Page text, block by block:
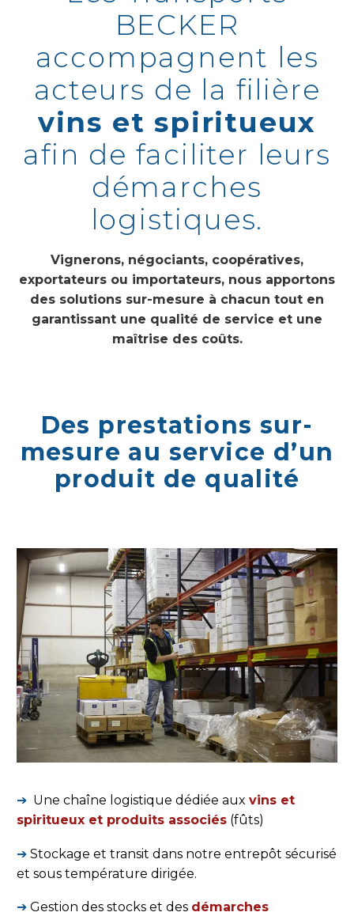
BECKER
accompagnent les
acteurs de la filière
vins et spiritueux
afin de faciliter leurs
démarches
logistiques.
Vignerons, négociants, coopératives,
exportateurs ou importateurs, nous apportons
des solutions sur-mesure à chacun tout en
garantissant une qualité de service et une
maîtrise des coûts.
Des prestations sur-
mesure au service d’un
produit de qualité
➔ Une chaîne logistique dédiée aux vins et
spiritueux et produits associés (fûts)
➔ Stockage et transit dans notre entrepôt sécurisé
et sous température dirigée.
➔ Gestion des stocks et des démarches